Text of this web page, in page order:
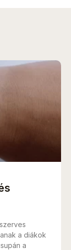
a diákok
a